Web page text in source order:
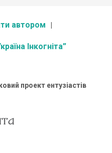
автором
Інкогніта”
проект ентузіастів